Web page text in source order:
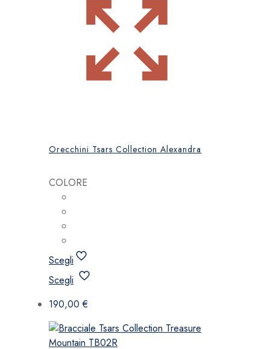
Orecchini Tsars Collection Alexandra
COLORE
Scegli
Scegli Questo
ha
varianti.
190,00€